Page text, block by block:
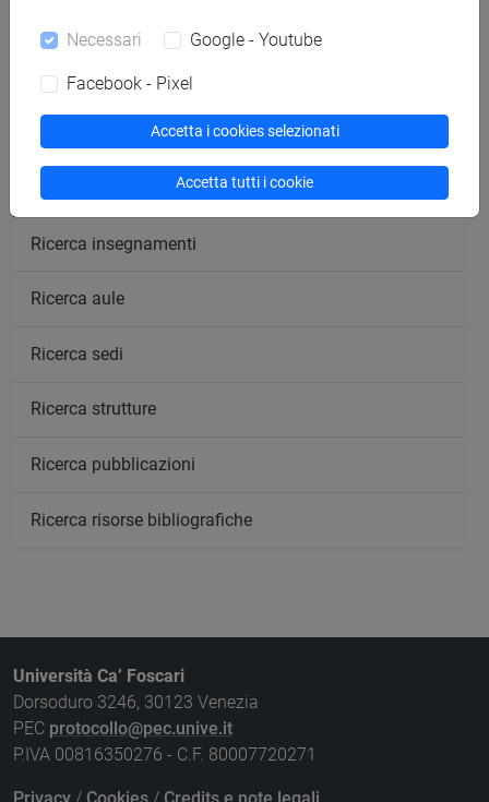
Ricerca insegnamenti
Ricerca aule
Ricerca sedi
Ricerca strutture
Ricerca pubblicazioni
Ricerca risorse bibliografiche
Università Ca’ Foscari
Dorsoduro 3246, 30123 Venezia
PEC protocollo@pec.unive.it
P.IVA 00816350276 - C.F. 80007720271
Necessari Google - Youtube
Facebook - Pixel
Accetta i cookies selezionati
Accetta tutti i cookie